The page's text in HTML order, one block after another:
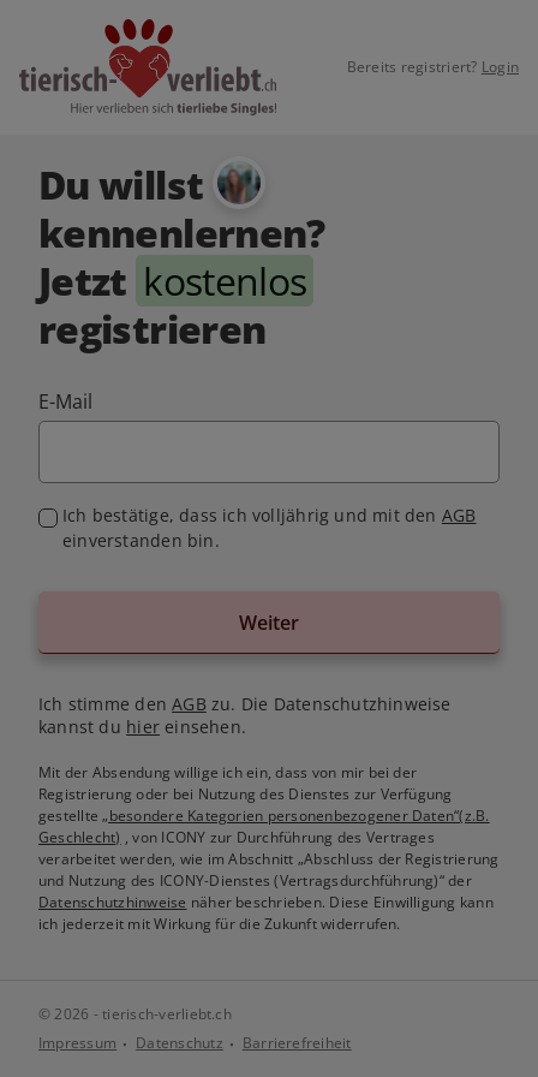
Bereits registriert? Login
Du willst
kennenlernen?
Jetzt kostenlos
registrieren
E-Mail
Ich bestätige, dass ich volljährig und mit den AGB
einverstanden bin.
Weiter
Ich stimme denAGB zu. Die Datenschutzhinweise
kannst du hiereinsehen.
Mit der Absendung willige ich ein, dass von mir bei der
Registrierung oder bei Nutzung des Dienstes zur Verfügung
gestellte„besondere Kategorien personenbezogener Daten“(z.B.
Geschlecht) , von ICONY zur Durchführung des Vertrages
verarbeitet werden, wie im Abschnitt „Abschluss der Registrierung
und Nutzung des ICONY-Dienstes (Vertragsdurchführung)“ der
Datenschutzhinweise näher beschrieben. Diese Einwilligung kann
ich jederzeit mit Wirkung für die Zukunft widerrufen.
© 2026 - tierisch-verliebt.ch
Impressum
Datenschutz Barrierefreiheit